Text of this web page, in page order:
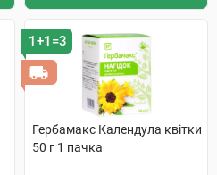
1+1=3
Гербамакс Календула квітки
50 г 1 пачка